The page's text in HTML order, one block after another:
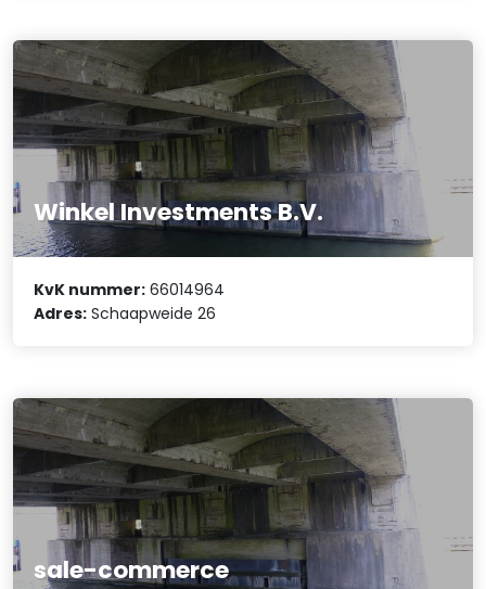
Winkel Investments B.V.
KvK nummer: 66014964
Adres: Schaapweide 26
sale-commerce